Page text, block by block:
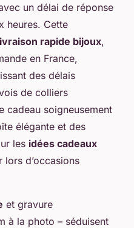
un délai de réponse
heures. Cette
rapide bijoux,
en France,
des délais
de colliers
cadeau soigneusement
élégante et des
les idées cadeaux
d’occasions
et gravure
à la photo – séduisent